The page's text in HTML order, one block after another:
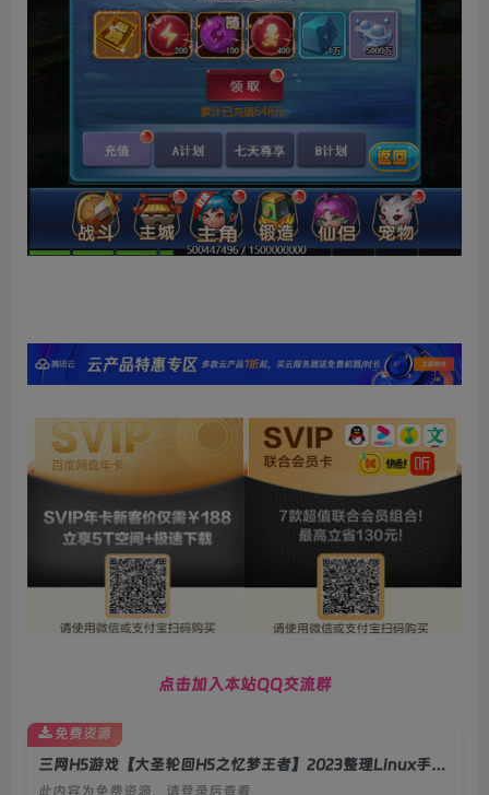
点击加入本站QQ交流群
三网H5游戏【大圣轮回H5之忆梦王者】2023整理Linux手工服务端+GM授权后台+教程
此内容为免费资源，请登录后查看
免费资源